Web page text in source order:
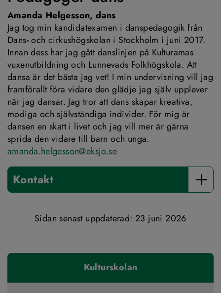
Amanda Helgesson, dans
Jag tog min kandidatexamen i danspedagogik från
Dans- och cirkushögskolan i Stockholm i juni 2017.
Innan dess har jag gått danslinjen på Kulturamas
vuxenutbildning och Lunnevads Folkhögskola. Att
dansa är det bästa jag vet! I min undervisning vill jag
framförallt föra vidare den glädje jag själv upplever
när jag dansar. Jag tror att dans skapar kreativa,
modiga och självständiga individer. För mig är
dansen en skatt i livet och jag vill mer är gärna
sprida den vidare till barn och unga.
amanda.helgesson@eksjo.se
Kontakt
Sidan senast uppdaterad: 23 juni 2026
Kulturskolan